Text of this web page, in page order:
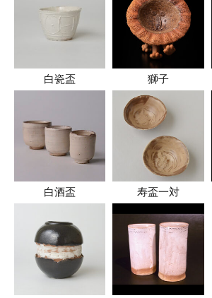
白瓷盃 獅子
白酒盃 寿盃一対